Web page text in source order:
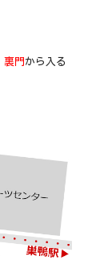
裏門から入る